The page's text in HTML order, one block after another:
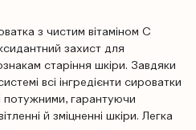
з чистим вітаміном С
захист для
старіння шкіри. Завдяки
всі інгредієнти сироватки
потужними, гарантуючи
й зміцненні шкіри. Легка